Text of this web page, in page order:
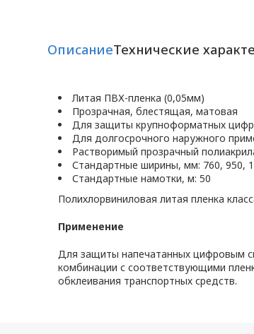
ОписаниеТехнические
Литая ПВХ-пленка (0,05мм)
Прозрачная, блестящая, матовая
Для защиты крупноформатных
Для долгосрочного наружного
Растворимый прозрачный
Стандартные ширины, мм: 760, 950,
Стандартные намотки, м: 50
Полихлорвиниловая литая пленка
Применение
Для защиты напечатанных цифровым
комбинации с соответствующими
обклеивания транспортных средств.